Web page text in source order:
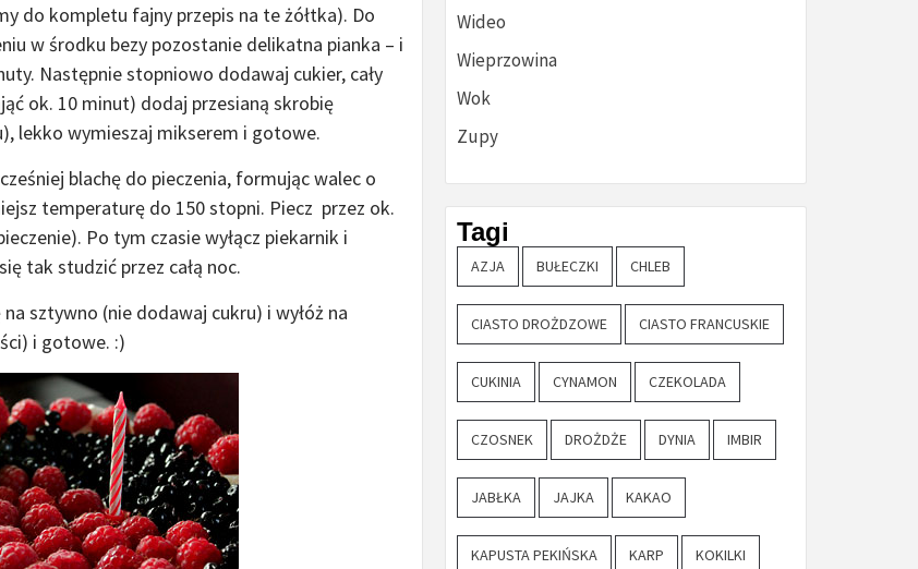
do kompletu fajny przepis na te żółtka). Do
w środku bezy pozostanie delikatna pianka – i
Następnie stopniowo dodawaj cukier, cały
ok. 10 minut) dodaj przesianą skrobię
lekko wymieszaj mikserem i gotowe.
blachę do pieczenia, formując walec o
temperaturę do 150 stopni. Piecz przez ok.
Po tym czasie wyłącz piekarnik i
tak studzić przez całą noc.
sztywno (nie dodawaj cukru) i wyłóż na
i gotowe. :)
Wideo
Wieprzowina
Wok
Zupy
Tagi
AZJA BUŁECZKI CHLEB
CIASTO DROŻDZOWE CIASTO FRANCUSKIE
CUKINIA CYNAMON CZEKOLADA
CZOSNEK DROŻDŻE DYNIA IMBIR
JABŁKA JAJKA KAKAO
KAPUSTA PEKIŃSKA KARP KOKILKI